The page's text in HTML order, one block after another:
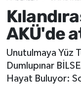
AKÜ'de
Unutulmaya Yüz
Dumlupınar
Hayat Buluyor:
Sağlık
Eğitim
Sivil Toplum